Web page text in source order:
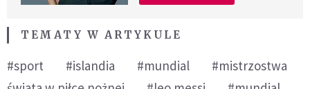
TEMATY W ARTYKULE
#sport #islandia #mundial
#mistrzostwa